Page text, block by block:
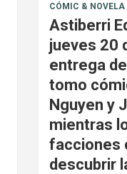
CÓMIC &
Astiberri
jueves 20
entrega
tomo
Nguyen y
mientras
facciones
descubrir